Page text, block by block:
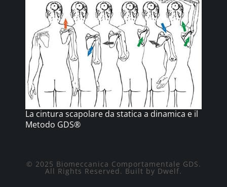
La cintura scapolare da statica a dinamica e il
Metodo GDS®
© 2025 Biomeccanica Comportamentale GDS.
All Rights Reserved. Built by Dwelf.